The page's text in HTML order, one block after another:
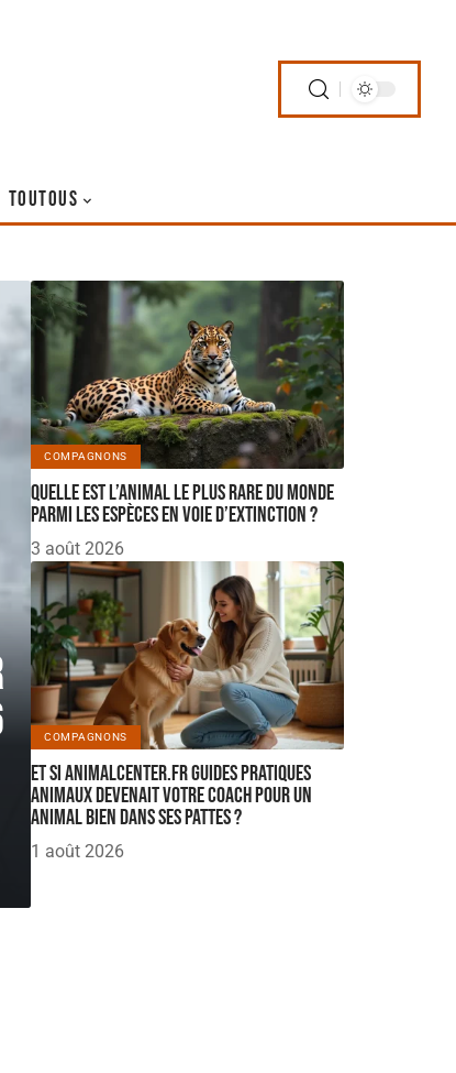
TOUTOUS
COMPAGNONS
Quelle est l’animal le plus rare du monde
parmi les espèces en voie d’extinction ?
3 août 2026
COMPAGNONS
Et si Animalcenter.fr guides pratiques
animaux devenait votre coach pour un
animal bien dans ses pattes ?
1 août 2026